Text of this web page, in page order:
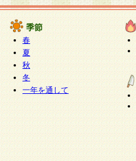
季節
春
夏
秋
冬
一年を通して